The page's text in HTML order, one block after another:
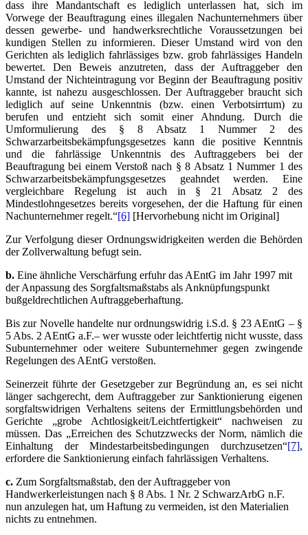
dass ihre Mandantschaft es lediglich unterlassen hat, sich im
Vorwege der Beauftragung eines illegalen Nachunternehmers über
dessen gewerbe- und handwerksrechtliche Voraussetzungen bei
kundigen Stellen zu informieren. Dieser Umstand wird von den
Gerichten als lediglich fahrlässiges bzw. grob fahrlässiges Handeln
bewertet. Den Beweis anzutreten, dass der Auftraggeber den
Umstand der Nichteintragung vor Beginn der Beauftragung positiv
kannte, ist nahezu ausgeschlossen. Der Auftraggeber braucht sich
lediglich auf seine Unkenntnis (bzw. einen Verbotsirrtum) zu
berufen und entzieht sich somit einer Ahndung. Durch die
Umformulierung des § 8 Absatz 1 Nummer 2 des
Schwarzarbeitsbekämpfungsgesetzes kann die positive Kenntnis
und die fahrlässige Unkenntnis des Auftraggebers bei der
Beauftragung bei einem Verstoß nach § 8 Absatz 1 Nummer 1 des
Schwarzarbeitsbekämpfungsgesetzes geahndet werden. Eine
vergleichbare Regelung ist auch in § 21 Absatz 2 des
Mindestlohngesetzes bereits vorgesehen, der die Haftung für einen
Nachunternehmer regelt.“[6] [Hervorhebung nicht im Original]
Zur Verfolgung dieser Ordnungswidrigkeiten werden die Behörden
der Zollverwaltung befugt sein.
b. Eine ähnliche Verschärfung erfuhr das AEntG im Jahr 1997 mit
der Anpassung des Sorgfaltsmaßstabs als Anknüpfungspunkt
bußgeldrechtlichen Auftraggeberhaftung.
Bis zur Novelle handelte nur ordnungswidrig i.S.d. § 23 AEntG – §
5 Abs. 2 AEntG a.F.– wer wusste oder leichtfertig nicht wusste, dass
Subunternehmer oder weitere Subunternehmer gegen zwingende
Regelungen des AEntG verstoßen.
Seinerzeit führte der Gesetzgeber zur Begründung an, es sei nicht
länger sachgerecht, dem Auftraggeber zur Sanktionierung eigenen
sorgfaltswidrigen Verhaltens seitens der Ermittlungsbehörden und
Gerichte „grobe Achtlosigkeit/Leichtfertigkeit“ nachweisen zu
müssen. Das „Erreichen des Schutzzwecks der Norm, nämlich die
Einhaltung der Mindestarbeitsbedingungen durchzusetzen“[7],
erfordere die Sanktionierung einfach fahrlässigen Verhaltens.
c. Zum Sorgfaltsmaßstab, den der Auftraggeber von
Handwerkerleistungen nach § 8 Abs. 1 Nr. 2 SchwarzArbG n.F.
nun anzulegen hat, um Haftung zu vermeiden, ist den Materialien
nichts zu entnehmen.